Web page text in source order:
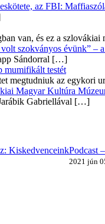
az FBI:
van, és ez a
szokványos évünk” –
Sándorral […]
mumifikált testét
megtudniuk az egykori
Magyar Kultúra
Gabriellával […]
KiskedvenceinkPodcast
2021 jún